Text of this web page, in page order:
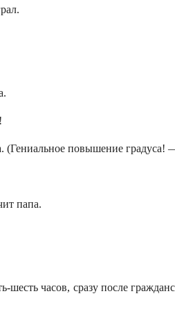
повышение градуса!
папа.
шесть часов, сразу после